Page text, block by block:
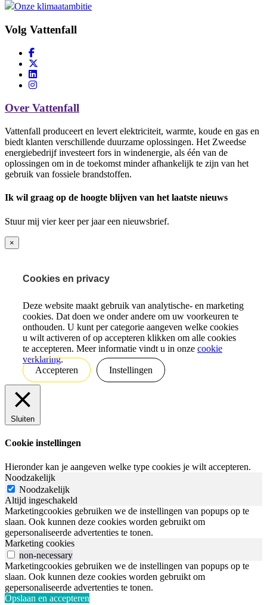
Onze klimaatambitie
Volg Vattenfall
Over Vattenfall
Vattenfall produceert en levert elektriciteit, warmte, koude en gas en
biedt klanten verschillende duurzame oplossingen. Het Zweedse
energiebedrijf investeert fors in windenergie, als één van de
oplossingen om in de toekomst minder afhankelijk te zijn van het
gebruik van fossiele brandstoffen.
Ik wil graag op de hoogte blijven van het laatste nieuws
Stuur mij vier keer per jaar een nieuwsbrief.
×
Cookies en privacy
Deze website maakt gebruik van analytische- en marketing
cookies. Dat doen we onder andere om uw voorkeuren te
onthouden. U kunt per categorie aangeven welke cookies
u wilt activeren of op accepteren klikken om alle cookies
te accepteren. Meer informatie vindt u in onze cookie
verklaring.
Accepteren
Instellingen
Sluiten
Cookie instellingen
Hieronder kan je aangeven welke type cookies je wilt accepteren.
Noodzakelijk
Noodzakelijk
Altijd ingeschakeld
Marketingcookies gebruiken we de instellingen van popups op te
slaan. Ook kunnen deze cookies worden gebruikt om
gepersonaliseerde advertenties te tonen.
Marketing cookies
non-necessary
Marketingcookies gebruiken we de instellingen van popups op te
slaan. Ook kunnen deze cookies worden gebruikt om
gepersonaliseerde advertenties te tonen.
Opslaan en accepteren